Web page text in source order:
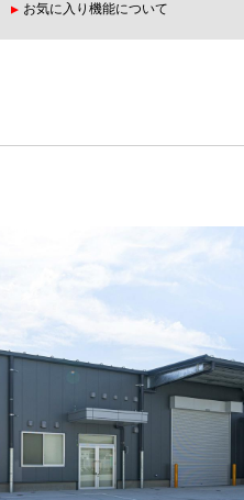
お気に入り機能について